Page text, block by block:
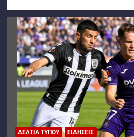
ΔΕΛΤΊΑ ΤΎΠΟΥ ΕΙΔΉΣΕΙΣ